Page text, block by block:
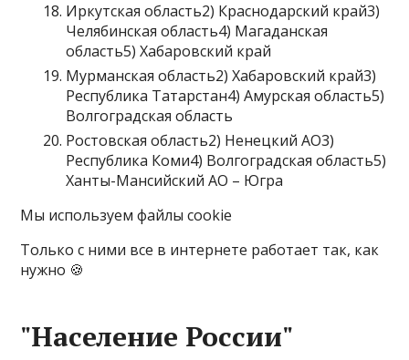
Иркутская область2) Краснодарский край3)
Челябинская область4) Магаданская
область5) Хабаровский край
Мурманская область2) Хабаровский край3)
Республика Татарстан4) Амурская область5)
Волгоградская область
Ростовская область2) Ненецкий АО3)
Республика Коми4) Волгоградская область5)
Ханты-Мансийский АО – Югра
Мы используем файлы cookie
Только с ними все в интернете работает так, как
нужно 🍪
"Население России"